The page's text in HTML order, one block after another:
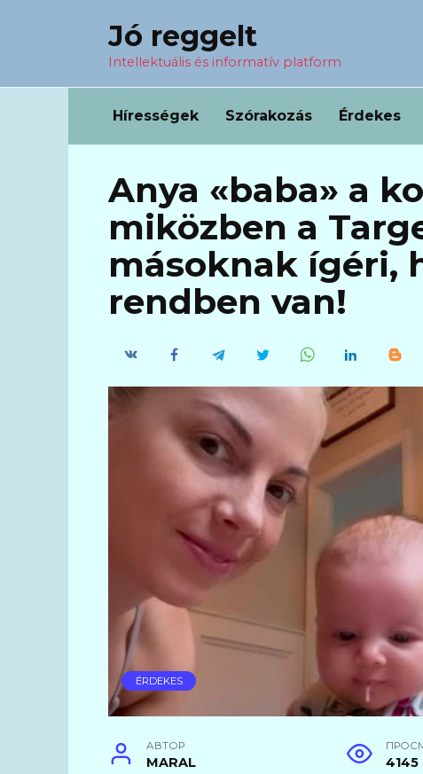
Jó reggelt
Intellektuális és informatív platform
Hírességek Szórakozás Érdekes
Anya «baba» a
miközben a
másoknak ígéri,
rendben van!
ÉRDEKES
АВТОР
MARAL 4145